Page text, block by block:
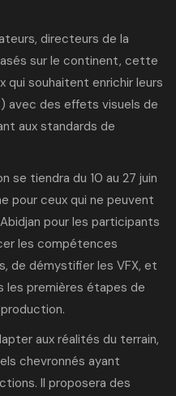
directeurs de la
sur le continent, cette
qui souhaitent enrichir leurs
avec des effets visuels de
aux standards de
se tiendra du 10 au 27 juin
pour ceux qui ne peuvent
pour les participants
les compétences
de démystifier les VFX, et
les premières étapes de
aux réalités du terrain,
chevronnés ayant
Il proposera des